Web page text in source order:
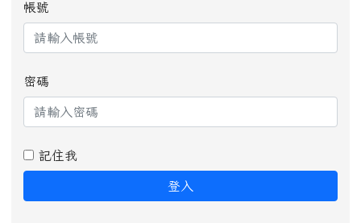
帳號
密碼
記住我
登入